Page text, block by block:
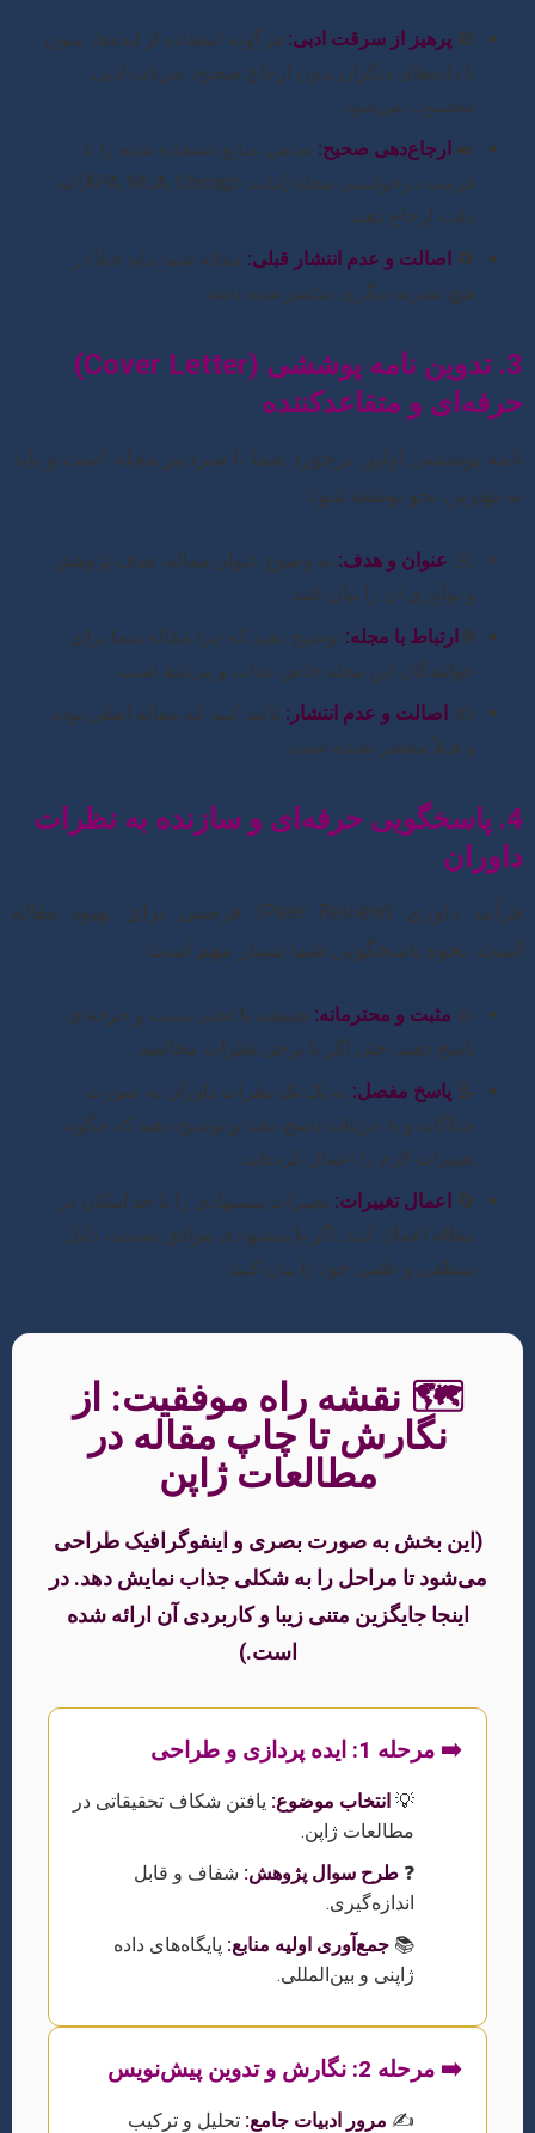
🚫 پرهیز از سرقت ادبی: هرگونه استفاده از ایده‌ها، متون
یا داده‌های دیگران بدون ارجاع صحیح، سرقت ادبی
محسوب می‌شود.
✒️ ارجاع‌دهی صحیح: تمامی منابع استفاده شده را با
فرمت درخواستی مجله (مانند APA, MLA, Chicago) به
دقت ارجاع دهید.
🔄 اصالت و عدم انتشار قبلی: مقاله شما نباید قبلاً در
هیچ نشریه دیگری منتشر شده باشد.
3. تدوین نامه پوششی (Cover Letter)
حرفه‌ای و متقاعدکننده
نامه پوششی اولین برخورد شما با سردبیر مجله است و باید
به بهترین نحو نوشته شود:
✉️ عنوان و هدف: به وضوح عنوان مقاله، هدف پژوهش
و نوآوری آن را بیان کنید.
🌐 ارتباط با مجله: توضیح دهید که چرا مقاله شما برای
خوانندگان این مجله خاص جذاب و مرتبط است.
✍️ اصالت و عدم انتشار: تأکید کنید که مقاله اصلی بوده
و قبلاً منتشر نشده است.
4. پاسخگویی حرفه‌ای و سازنده به نظرات
داوران
فرآیند داوری (Peer Review) فرصتی برای بهبود مقاله
است. نحوه پاسخگویی شما بسیار مهم است:
👍 مثبت و محترمانه: همیشه با لحنی مثبت و حرفه‌ای
پاسخ دهید، حتی اگر با برخی نظرات مخالفید.
📝 پاسخ مفصل: به تک تک نظرات داوران به صورت
جداگانه و با جزئیات پاسخ دهید و توضیح دهید که چگونه
تغییرات لازم را اعمال کرده‌اید.
🔄 اعمال تغییرات: تغییرات پیشنهادی را تا حد امکان در
مقاله اعمال کنید. اگر با پیشنهادی موافق نیستید، دلیل
منطقی و علمی خود را بیان کنید.
🗺️ نقشه راه موفقیت: از
نگارش تا چاپ مقاله در
مطالعات ژاپن
(این بخش به صورت بصری و اینفوگرافیک طراحی
می‌شود تا مراحل را به شکلی جذاب نمایش دهد. در
اینجا جایگزین متنی زیبا و کاربردی آن ارائه شده
است.)
➡️ مرحله 1: ایده پردازی و طراحی
💡 انتخاب موضوع: یافتن شکاف تحقیقاتی در
مطالعات ژاپن.
❓ طرح سوال پژوهش: شفاف و قابل
اندازه‌گیری.
📚 جمع‌آوری اولیه منابع: پایگاه‌های داده
ژاپنی و بین‌المللی.
➡️ مرحله 2: نگارش و تدوین پیش‌نویس
✍️ مرور ادبیات جامع: تحلیل و ترکیب